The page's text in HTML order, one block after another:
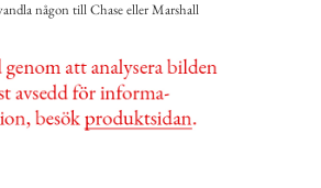
någon till Chase eller Marshall